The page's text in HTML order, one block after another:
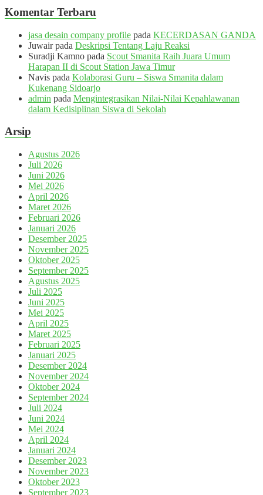
Komentar Terbaru
jasa desain company profile pada KECERDASAN GANDA
Juwairpada Deskripsi Tentang Laju Reaksi
Suradji Kamno pada Scout Smanita Raih Juara Umum
Harapan II di Scout Station Jawa Timur
Navis pada Kolaborasi Guru – Siswa Smanita dalam
Kukenang Sidoarjo
admin pada Mengintegrasikan Nilai-Nilai Kepahlawanan
dalam Kedisiplinan Siswa di Sekolah
Arsip
Agustus 2026
Juli 2026
Juni 2026
Mei 2026
April 2026
Maret 2026
Februari 2026
Januari 2026
Desember 2025
November 2025
Oktober 2025
September 2025
Agustus 2025
Juli 2025
Juni 2025
Mei 2025
April 2025
Maret 2025
Februari 2025
Januari 2025
Desember 2024
November 2024
Oktober 2024
September 2024
Juli 2024
Juni 2024
Mei 2024
April 2024
Januari 2024
Desember 2023
November 2023
Oktober 2023
September 2023